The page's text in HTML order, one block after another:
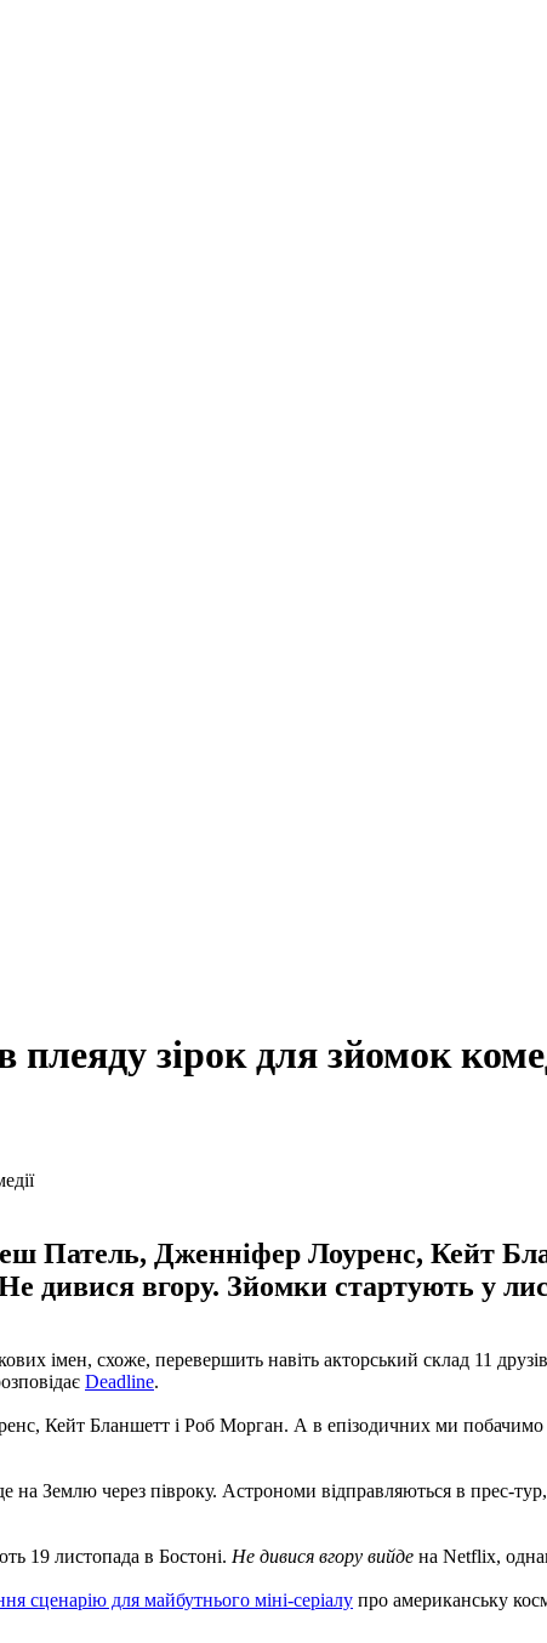
зірок для зйомок
Патель, Дженніфер Лоуренс, Кейт
дивися вгору. Зйомки стартують у
імен, схоже, перевершить навіть акторський склад 11
Deadline.
Кейт Бланшетт і Роб Морган. А в епізодичних ми
Землю через півроку. Астрономи відправляються в прес-
19 листопада в Бостоні. Не дивися вгору вийде на Netflix,
сценарію для майбутнього міні-серіалу про американську